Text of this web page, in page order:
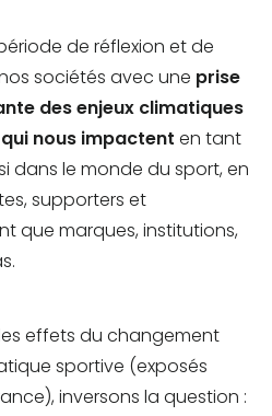
de réflexion et de
sociétés avec une prise
des enjeux climatiques
nous impactent en tant
dans le monde du sport, en
supporters et
que marques, institutions,
effets du changement
sportive (exposés
inversons la question :